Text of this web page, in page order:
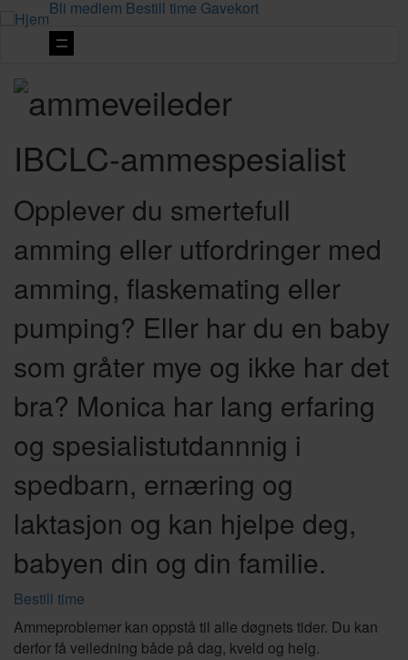
Bli medlem Bestill time Gavekort
Vis
IBCLC-ammespesialist
Opplever du smertefull
amming eller utfordringer med
amming, flaskemating eller
pumping? Eller har du en baby
som gråter mye og ikke har det
bra? Monica har lang erfaring
og spesialistutdannnig i
spedbarn, ernæring og
laktasjon og kan hjelpe deg,
babyen din og din familie.
Bestill time
Ammeproblemer kan oppstå til alle døgnets tider. Du kan
derfor få veiledning både på dag, kveld og helg.